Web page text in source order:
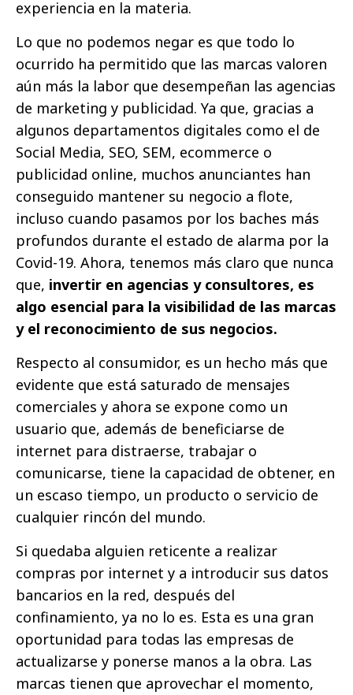
experiencia en la materia.
Lo que no podemos negar es que todo lo
ocurrido ha permitido que las marcas valoren
aún más la labor que desempeñan las agencias
de marketing y publicidad. Ya que, gracias a
algunos departamentos digitales como el de
Social Media, SEO, SEM, ecommerce o
publicidad online, muchos anunciantes han
conseguido mantener su negocio a flote,
incluso cuando pasamos por los baches más
profundos durante el estado de alarma por la
Covid-19. Ahora, tenemos más claro que nunca
que, invertir en agencias y consultores, es
algo esencial para la visibilidad de las marcas
y el reconocimiento de sus negocios.
Respecto al consumidor, es un hecho más que
evidente que está saturado de mensajes
comerciales y ahora se expone como un
usuario que, además de beneficiarse de
internet para distraerse, trabajar o
comunicarse, tiene la capacidad de obtener, en
un escaso tiempo, un producto o servicio de
cualquier rincón del mundo.
Si quedaba alguien reticente a realizar
compras por internet y a introducir sus datos
bancarios en la red, después del
confinamiento, ya no lo es. Esta es una gran
oportunidad para todas las empresas de
actualizarse y ponerse manos a la obra. Las
marcas tienen que aprovechar el momento,